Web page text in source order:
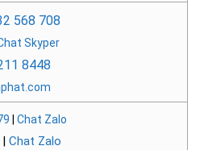
568 708
Skyper
8448
Chat Zalo
| Chat Zalo